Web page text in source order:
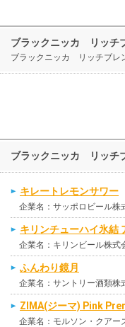
ブラックニッカ リッチ
ブラックニッカ リッチブレ
ブラックニッカ リッチ
キレートレモンサワー
企業名：サッポロビール株
キリンチューハイ氷結
企業名：キリンビール株式
ふんわり鏡月
企業名：サントリー酒類株
ZIMA(ジーマ) Pink
企業名：モルソン・クアー